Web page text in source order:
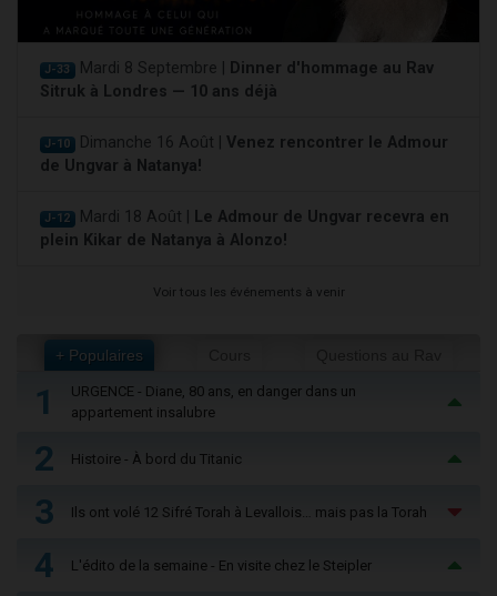
J-33 Mardi 8 Septembre |
Dinner d'hommage au Rav
Sitruk à Londres — 10 ans déjà
J-10 Dimanche 16 Août | Venez rencontrer le Admour
de Ungvar à Natanya!
J-12 Mardi 18 Août |
Le Admour de Ungvar recevra en
plein Kikar de Natanya à Alonzo!
Voir tous les événements à venir
+ Populaires
1
URGENCE - Diane, 80 ans, en danger dans un
appartement insalubre
2 Histoire - À bord du Titanic
3 Ils ont volé 12 Sifré Torah à Levallois… mais pas la Torah
4 L'édito de la semaine - En visite chez le Steipler